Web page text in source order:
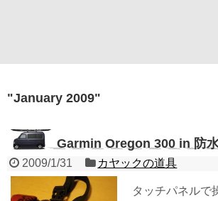
"January 2009"
Garmin Oregon 300 in 防
2009/1/31 カヤックの道具
タッチパネルで